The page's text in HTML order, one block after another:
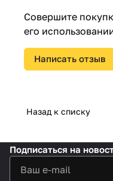
Совершите
его
Написать отзыв
Назад к списку
Подписаться на